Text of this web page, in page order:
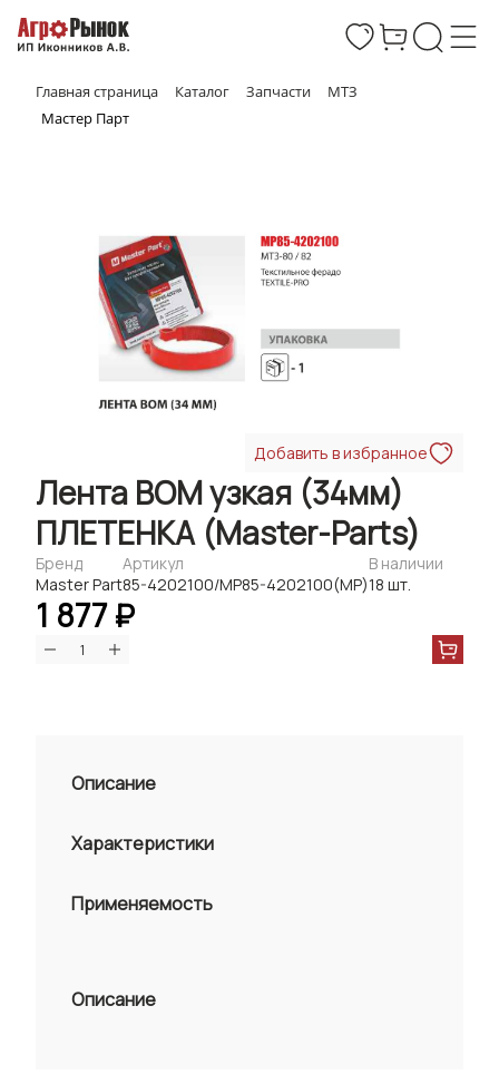
Главная страница Каталог Запчасти
МТЗ
Мастер Парт
Добавить в избранное
Лента ВОМ узкая (34мм)
ПЛЕТЕНКА (Master-Parts)
Бренд
Master Part
Артикул
85-4202100/МР85-4202100(МР)
В наличии
18 шт.
1 877 ₽
Описание
Характеристики
Применяемость
Описание